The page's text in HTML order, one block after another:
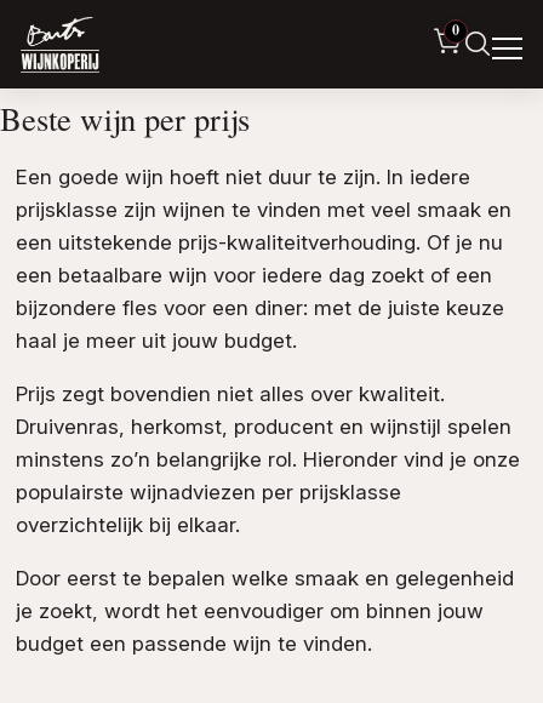
0
Beste wijn per prijs
Een goede wijn hoeft niet duur te zijn. In iedere
prijsklasse zijn wijnen te vinden met veel smaak en
een uitstekende prijs-kwaliteitverhouding. Of je nu
een betaalbare wijn voor iedere dag zoekt of een
bijzondere fles voor een diner: met de juiste keuze
haal je meer uit jouw budget.
Prijs zegt bovendien niet alles over kwaliteit.
Druivenras, herkomst, producent en wijnstijl spelen
minstens zo’n belangrijke rol. Hieronder vind je onze
populairste wijnadviezen per prijsklasse
overzichtelijk bij elkaar.
Door eerst te bepalen welke smaak en gelegenheid
je zoekt, wordt het eenvoudiger om binnen jouw
budget een passende wijn te vinden.